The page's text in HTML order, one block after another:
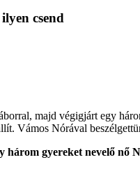
csend
majd végigjárt egy
Vámos Nórával
három gyereket nevelő nő